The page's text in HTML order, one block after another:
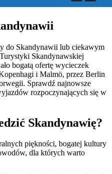
do Skandynawii lub ciekawym
Skandynawskiej
bogatą ofertę wycieczek
i Malmö, przez Berlin
Sprawdź najnowsze
rozpoczynających się w
Skandynawię?
piękności, bogatej kultury
dla których warto